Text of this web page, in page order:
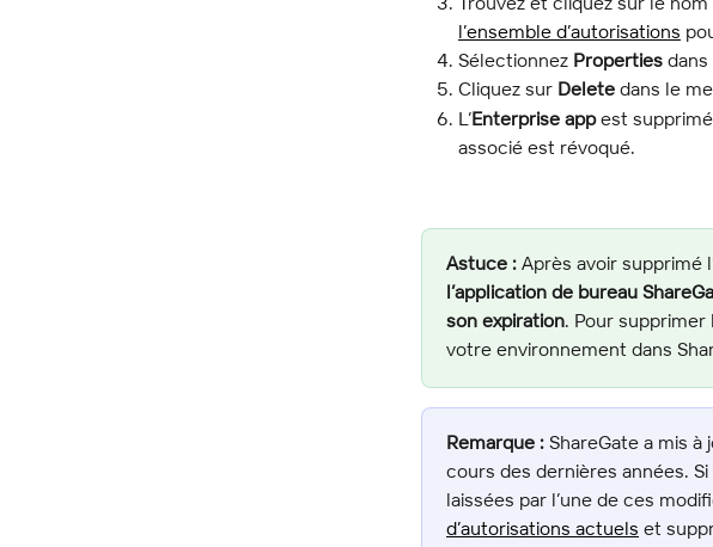
l’ensemble d’autorisations
Sélectionnez Properties
Cliquez sur Delete dans le
L’Enterprise app est
associé est révoqué.
Astuce : Après avoir supprimé
l’application de bureau
son expiration. Pour
votre environnement dans
Remarque : ShareGate a mis à
cours des dernières années.
laissées par l’une de ces
d’autorisations actuels et